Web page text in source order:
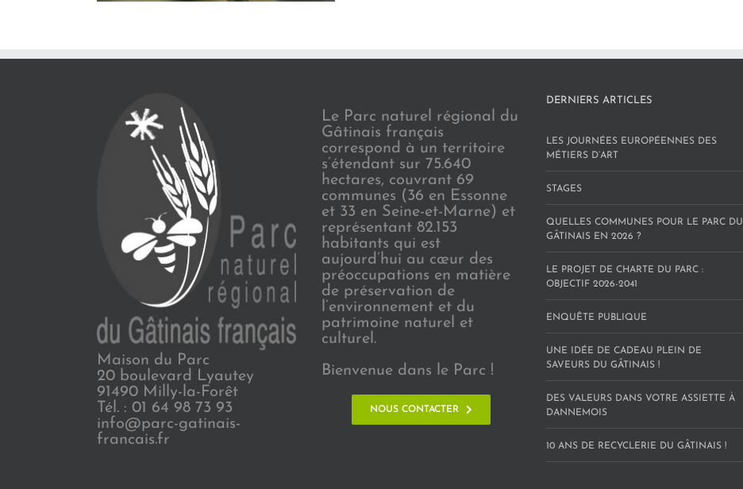
Maison du Parc
20 boulevard Lyautey
91490 Milly-la-Forêt
Tél. : 01 64 98 73 93
info@parc-gatinais-
francais.fr
Le Parc naturel régional du
Gâtinais français
correspond à un territoire
s’étendant sur 75.640
hectares, couvrant 69
communes (36 en Essonne
et 33 en Seine-et-Marne) et
représentant 82.153
habitants qui est
aujourd’hui au cœur des
préoccupations en matière
de préservation de
l’environnement et du
patrimoine naturel et
culturel.
Bienvenue dans le Parc !
NOUS CONTACTER
DERNIERS ARTICLES
LES JOURNÉES EUROPÉENNES DES
MÉTIERS D’ART
STAGES
QUELLES COMMUNES POUR LE PARC DU
GÂTINAIS EN 2026 ?
LE PROJET DE CHARTE DU PARC :
OBJECTIF 2026-2041
ENQUÊTE PUBLIQUE
UNE IDÉE DE CADEAU PLEIN DE
SAVEURS DU GÂTINAIS !
DES VALEURS DANS VOTRE ASSIETTE À
DANNEMOIS
10 ANS DE RECYCLERIE DU GÂTINAIS !